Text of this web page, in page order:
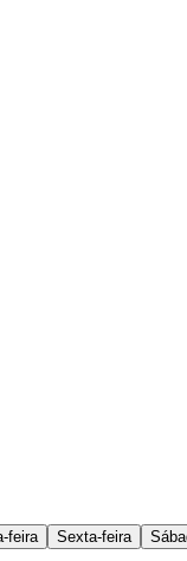
feira Sexta-feira